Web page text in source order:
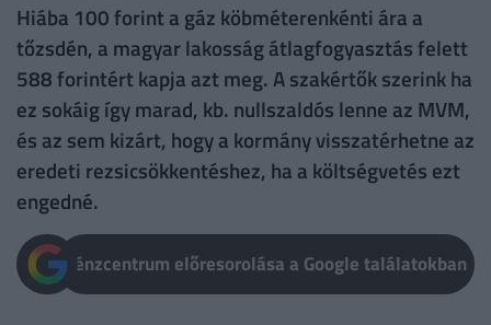
Hiába 100 forint a gáz köbméterenkénti ára a
tőzsdén, a magyar lakosság átlagfogyasztás felett
588 forintért kapja azt meg. A szakértők szerink ha
ez sokáig így marad, kb. nullszaldós lenne az MVM,
és az sem kizárt, hogy a kormány visszatérhetne az
eredeti rezsicsökkentéshez, ha a költségvetés ezt
engedné.
Pénzcentrum előresorolása a Google találatokban